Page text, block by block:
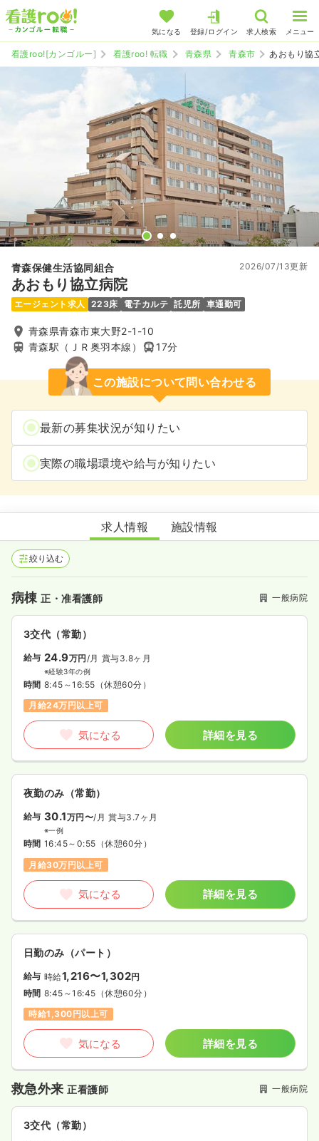
気になる 登録/ログイン 求人検索 メニュー
看護roo![カンゴルー] 看護roo! 転職 青森県 青森市 あおもり協
青森保健生活協同組合
あおもり協立病院
2026/07/13更新
エージェント求人 223床 電子カルテ 託児所 車通勤可
青森県青森市東大野2-1-10
青森駅（ＪＲ奥羽本線）
17分
この施設について問い合わせる
最新の募集状況が知りたい
実際の職場環境や給与が知りたい
あおもり協立病院
求人情報 施設情報
絞り込む
病棟正・准看護師 一般病院
3交代（常勤）
給与 24.9万円/月 賞与3.8ヶ月
※経験3年の例
時間 8:45～16:55 （休憩60分）
月給24万円以上可
気になる 詳細を見る
夜勤のみ（常勤）
給与 30.1万円〜/月 賞与3.7ヶ月
※一例
時間 16:45～0:55 （休憩60分）
月給30万円以上可
気になる 詳細を見る
日勤のみ（パート）
給与 時給1,216〜1,302円
時間 8:45～16:45 （休憩60分）
時給1,300円以上可
気になる 詳細を見る
救急外来正看護師 一般病院
3交代（常勤）